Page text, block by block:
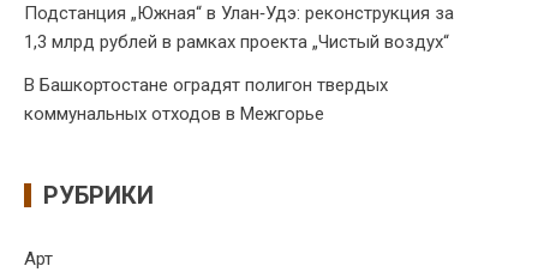
Подстанция „Южная“ в Улан‑Удэ: реконструкция за
1,3 млрд рублей в рамках проекта „Чистый воздух“
В Башкортостане оградят полигон твердых
коммунальных отходов в Межгорье
РУБРИКИ
Арт